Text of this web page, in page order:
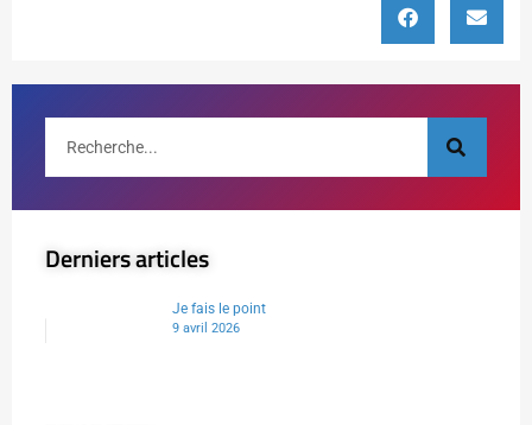
Derniers articles
Je fais le point
9 avril 2026